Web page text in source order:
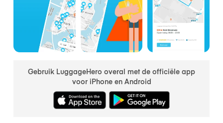
Gebruik LuggageHero overal met de officiële app
voor iPhone en Android